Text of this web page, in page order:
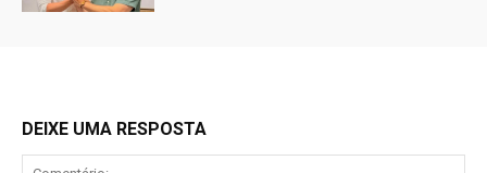
DEIXE UMA RESPOSTA